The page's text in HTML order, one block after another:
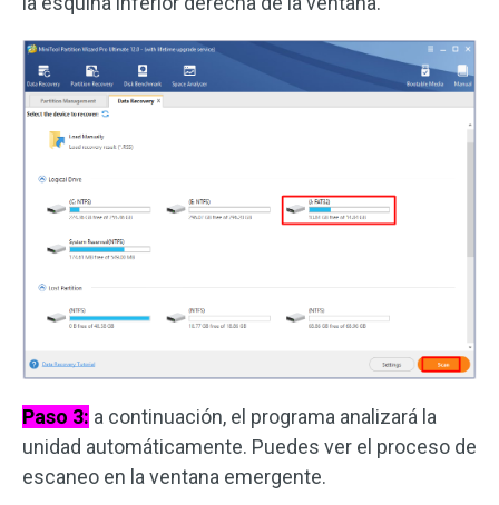
Paso 3: a continuación, el programa analizará la
unidad automáticamente. Puedes ver el proceso de
escaneo en la ventana emergente.